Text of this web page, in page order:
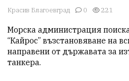
Красив Благоевград 0 221
Морска администрация
“Кайрос” възстановяване на
направени от държавата за
танкера.